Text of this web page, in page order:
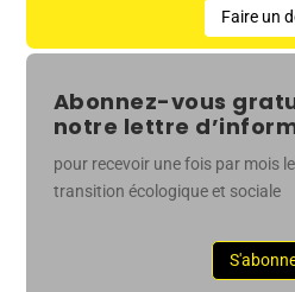
Faire un
Abonnez-vous
notre lettre
pour recevoir une fois par mois
transition écologique et sociale